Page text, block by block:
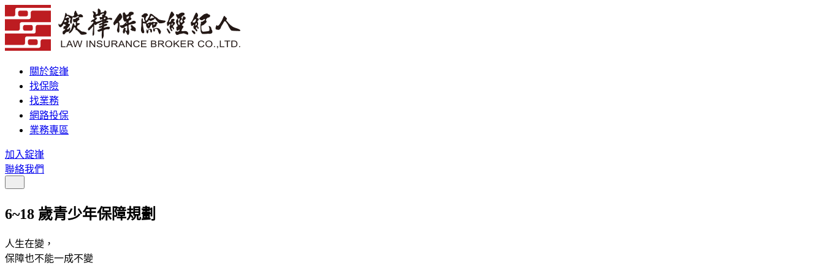
關於錠嵂
找保險
找業務
網路投保
業務專區
加入錠嵂
聯絡我們
6~18 歲青少年保障規劃
人生在變 ，
保障也不能一成不變